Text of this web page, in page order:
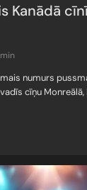
Kanādā
numurs
cīņu Monreālā,